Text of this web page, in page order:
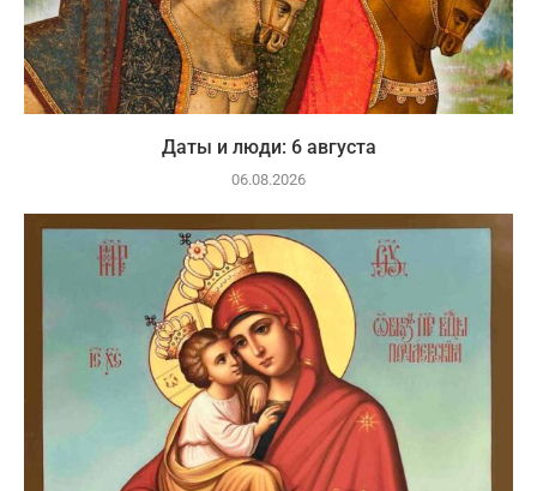
Даты и люди: 6 августа
06.08.2026